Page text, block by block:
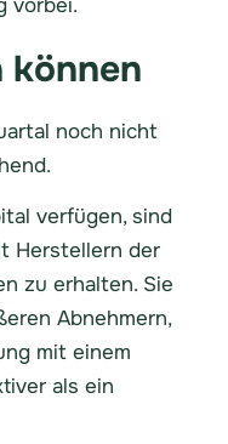
vorbei.
können
noch nicht
verfügen, sind
Herstellern der
zu erhalten. Sie
Abnehmern,
mit einem
als ein